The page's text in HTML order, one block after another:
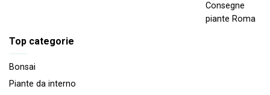
Consegne
piante Roma
Top categorie
Bonsai
Piante da interno